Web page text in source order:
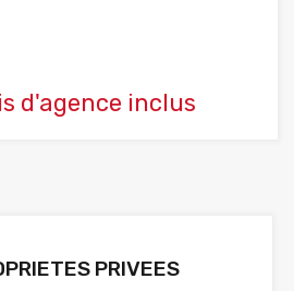
d'agence inclus
PRIVEES